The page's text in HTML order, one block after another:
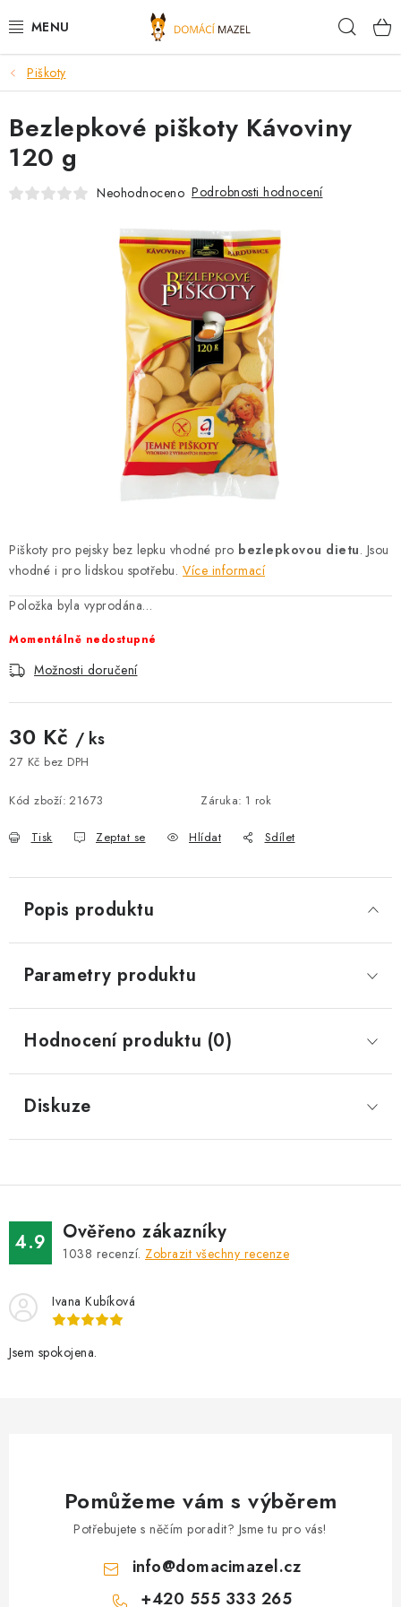
na
DOPORUČUJEME
VÝPRODEJ SKLADU
PSI
HODNOCENÍ OBCHODU
Kontakt Možnosti dopravy
Obchodní podmínky
Piškoty
Piškoty pro pejsky bez lepku vhodné pro bezlepkovou dietu. Jsou
vhodné i pro lidskou spotřebu. Více informací
Položka byla vyprodána…
Momentálně nedostupné
Možnosti doručení
30 Kč / ks
27 Kč bez DPH
Kód zboží: 21673 Záruka: 1 rok
Tisk Zeptat se Hlídat Sdílet
Bezlepkové piškoty Kávoviny
120 g
Neohodnoceno Podrobnosti hodnocení
Popis produktu
Parametry produktu
Hodnocení produktu (0)
Diskuze
4.9 Ověřeno zákazníky
1038 recenzí. Zobrazit všechny recenze
Ivana Kubíková
Jsem spokojena.
Pomůžeme vám s výběrem
Potřebujete s něčím poradit? Jsme tu pro vás!
info@domacimazel.cz
+420 555 333 265